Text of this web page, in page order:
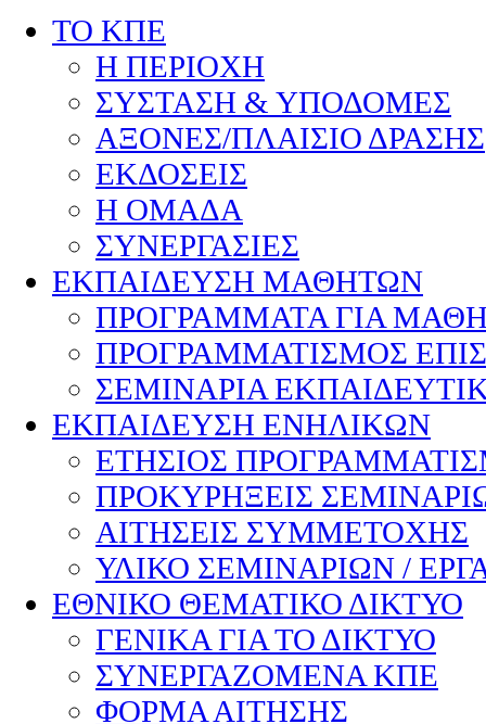
ΤΟ ΚΠΕ
Η ΠΕΡΙΟΧΗ
ΣΥΣΤΑΣΗ & ΥΠΟΔΟΜΕΣ
ΑΞΟΝΕΣ/ΠΛΑΙΣΙΟ ΔΡΑΣΗΣ
ΕΚΔΟΣΕΙΣ
Η ΟΜΑΔΑ
ΣΥΝΕΡΓΑΣΙΕΣ
ΕΚΠΑΙΔΕΥΣΗ ΜΑΘΗΤΩΝ
ΠΡΟΓΡΑΜΜΑΤΑ ΓΙΑ
ΠΡΟΓΡΑΜΜΑΤΙΣΜΟΣ
ΣΕΜΙΝΑΡΙΑ
ΕΚΠΑΙΔΕΥΣΗ ΕΝΗΛΙΚΩΝ
ΕΤΗΣΙΟΣ
ΠΡΟΚΥΡΗΞΕΙΣ
ΑΙΤΗΣΕΙΣ ΣΥΜΜΕΤΟΧΗΣ
ΥΛΙΚΟ ΣΕΜΙΝΑΡΙΩΝ /
ΕΘΝΙΚΟ ΘΕΜΑΤΙΚΟ ΔΙΚΤΥΟ
ΓΕΝΙΚΑ ΓΙΑ ΤΟ ΔΙΚΤΥΟ
ΣΥΝΕΡΓΑΖΟΜΕΝΑ ΚΠΕ
ΦΟΡΜΑ ΑΙΤΗΣΗΣ